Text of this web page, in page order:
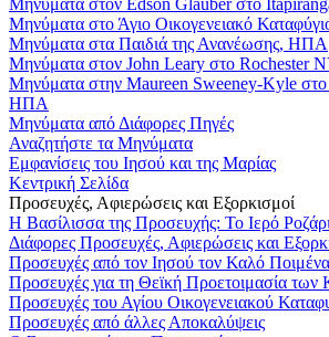
Μηνύματα στο Άγιο Οικογενειακό
Μηνύματα στα Παιδιά της Ανανέωσης, ΗΠΑ
Μηνύματα στον John Leary στο Rochester
Μηνύματα στην Maureen Sweeney-Kyle
ΗΠΑ
Μηνύματα από Διάφορες Πηγές
Αναζητήστε τα Μηνύματα
Εμφανίσεις του Ιησού και της Μαρίας
Κεντρική Σελίδα
Προσευχές, Αφιερώσεις και Εξορκισμοί
Η Βασίλισσα της Προσευχής: Το Ιερό
Διάφορες Προσευχές, Αφιερώσεις και
Προσευχές από τον Ιησού τον Καλό
Προσευχές για τη Θεϊκή Προετοιμασία των
Προσευχές του Αγίου Οικογενειακού
Προσευχές από άλλες Αποκαλύψεις